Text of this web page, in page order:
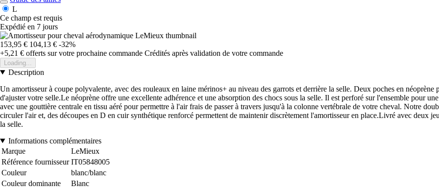
L
Ce champ est requis
Expédié en 7 jours
153,95 € 104,13 € -32%
+5,21 € offerts sur votre prochaine commande Crédités après validation de votre commande
Loading...
Description
Un amortisseur à coupe polyvalente, avec des rouleaux en laine mérinos+ au niveau des garrots et derrière la selle. Deux poches en néoprène
d'ajuster votre selle.Le néoprène offre une excellente adhérence et une absorption des chocs sous la selle. Il est perforé sur l'ensemble pour
avec une gouttière centrale en tissu aéré pour permettre à l'air frais de passer à travers jusqu'à la colonne vertébrale de votre cheval. Notre
circuler l'air et, des découpes en D en cuir synthétique renforcé permettent de maintenir discrètement l'amortisseur en place.Livré avec deux
la selle.
Informations complémentaires
Marque
LeMieux
Référence fournisseur IT05848005
Couleur
blanc/blanc
Couleur dominante
Blanc